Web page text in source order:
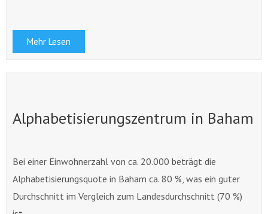
Mehr Lesen
Alphabetisierungszentrum in Baham
Bei einer Einwohnerzahl von ca. 20.000 beträgt die
Alphabetisierungsquote in Baham ca. 80 %, was ein guter
Durchschnitt im Vergleich zum Landesdurchschnitt (70 %)